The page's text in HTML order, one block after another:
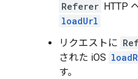
Referer HTTP
loadUrl
リクエストに
された iOS
す。